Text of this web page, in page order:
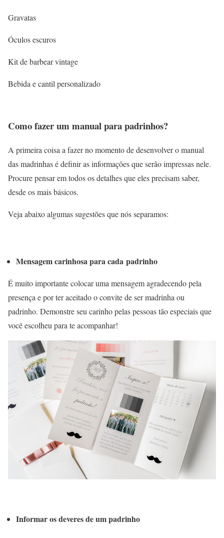
Gravatas
Óculos escuros
Kit de barbear vintage
Bebida e cantil personalizado
Como fazer um manual para padrinhos?
A primeira coisa a fazer no momento de desenvolver o manual
das madrinhas é definir as informações que serão impressas nele.
Procure pensar em todos os detalhes que eles precisam saber,
desde os mais básicos.
Veja abaixo algumas sugestões que nós separamos:
Mensagem carinhosa para cada padrinho
É muito importante colocar uma mensagem agradecendo pela
presença e por ter aceitado o convite de ser madrinha ou
padrinho. Demonstre seu carinho pelas pessoas tão especiais que
você escolheu para te acompanhar!
Informar os deveres de um padrinho